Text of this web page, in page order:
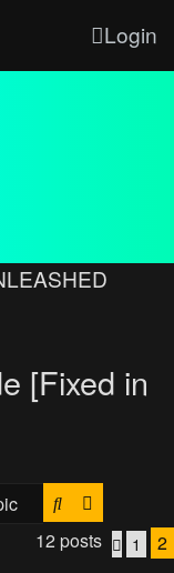
Login
[Fixed in
Search
12 posts
1 2